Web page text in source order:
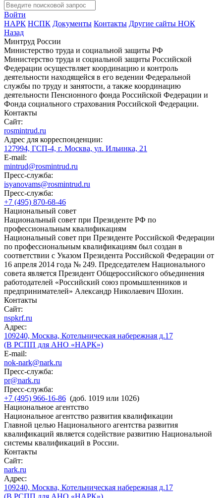
Войти
НАРК НСПК Документы Контакты Другие сайты НОК
Назад
Минтруд России
Министерство труда и социальной защиты РФ
Министерство труда и социальной защиты Российской
Федерации осуществляет координацию и контроль
деятельности находящейся в его ведении Федеральной
службы по труду и занятости, а также координацию
деятельности Пенсионного фонда Российской Федерации и
Фонда социального страхования Российской Федерации.
Контакты
Сайт:
rosmintrud.ru
Адрес для корреспонденции:
127994, ГСП-4, г. Москва, ул. Ильинка, 21
E-mail:
mintrud@rosmintrud.ru
Пресс-служба:
isyanovams@rosmintrud.ru
Пресс-служба:
+7 (495) 870-68-46
Национальный совет
Национальный совет при Президенте РФ по
профессиональным квалификациям
Национальный совет при Президенте Российской Федерации
по профессиональным квалификациям был создан в
соответствии с Указом Президента Российской Федерации от
16 апреля 2014 года № 249. Председателем Национального
совета является Президент Общероссийского объединения
работодателей «Российский союз промышленников и
предпринимателей» Александр Николаевич Шохин.
Контакты
Сайт:
nspkrf.ru
Адрес:
109240, Москва, Котельническая набережная д.17
(В РСПП для АНО «НАРК»)
E-mail:
nok-nark@nark.ru
Пресс-служба:
pr@nark.ru
Пресс-служба:
+7 (495) 966-16-86 (доб. 1019 или 1026)
Национальное агентство
Национальное агентство развития квалификации
Главной целью Национального агентства развития
квалификаций является содействие развитию Национальной
системы квалификаций в России.
Контакты
Сайт:
nark.ru
Адрес:
109240, Москва, Котельническая набережная д.17
(В РСПП для АНО «НАРК»)